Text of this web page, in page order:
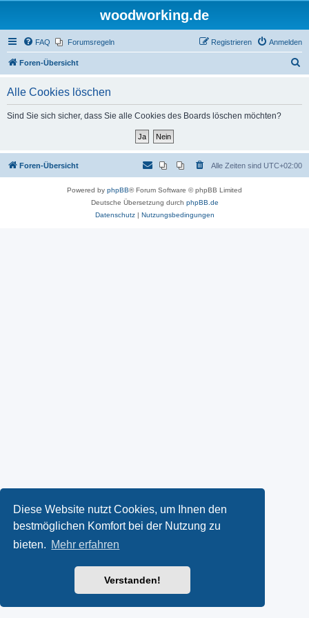
Diese Website nutzt Cookies, um Ihnen den
bestmöglichen Komfort bei der Nutzung zu
bieten. Mehr erfahren
Verstanden!
woodworking.de
FAQ Forumsregeln Anmelden
Registrieren
Foren-Übersicht
Alle Cookies löschen
Sind Sie sich sicher, dass Sie alle Cookies des Boards löschen möchten?
Foren-Übersicht Alle Zeiten sind UTC+02:00
Powered by phpBB® Forum Software © phpBB Limited
Deutsche Übersetzung durch phpBB.de
Datenschutz| Nutzungsbedingungen